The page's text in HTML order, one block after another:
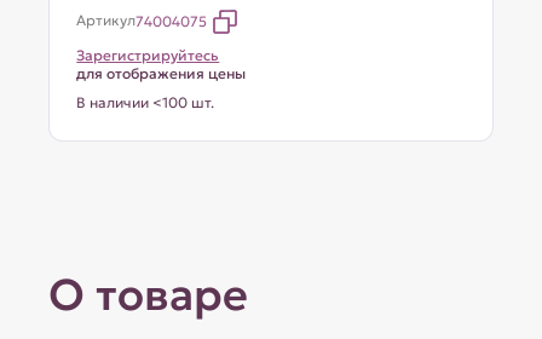
Артикул74004075
Зарегистрируйтесь
для отображения цены
В наличии <100 шт.
О товаре